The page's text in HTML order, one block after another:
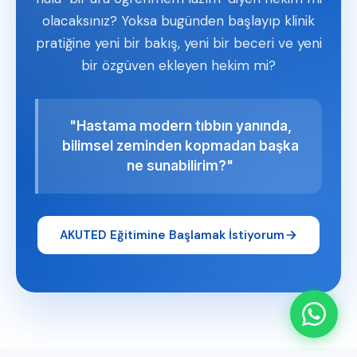
olacaksınız? Yoksa bugünden başlayıp klinik
pratiğine yeni bir bakış, yeni bir beceri ve yeni
bir özgüven ekleyen hekim mi?
"Hastama modern tıbbın yanında,
bilimsel zeminden kopmadan başka
ne sunabilirim?"
AKUTED Eğitimine Başlamak İstiyorum